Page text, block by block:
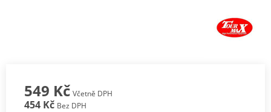
549 Kč Včetně DPH
454 Kč Bez DPH